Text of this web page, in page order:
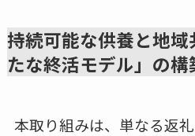
持続可能な供養と地
たな終活モデル」の構
本取り組みは、単なる返